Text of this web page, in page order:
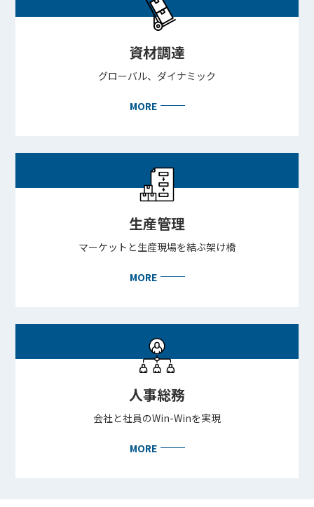
資材調達
グローバル、ダイナミック
MORE
生産管理
マーケットと生産現場を結ぶ架け橋
MORE
人事総務
会社と社員のWin-Winを実現
MORE